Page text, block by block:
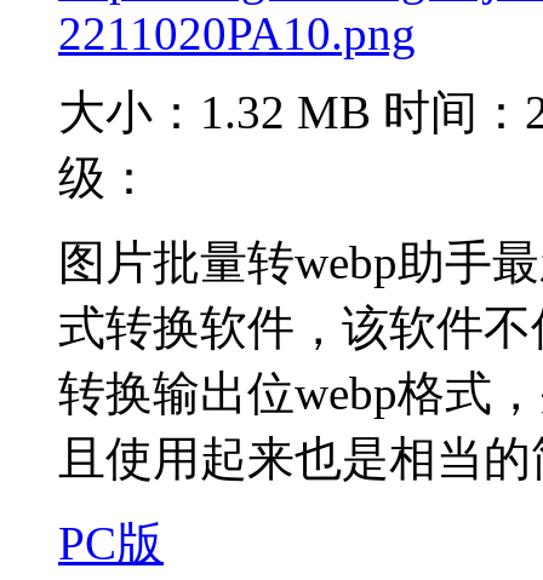
大小：1.32 MB 时间：
级：
图片批量转webp助手
式转换软件，该软件
转换输出位webp格式
且使用起来也是相当
PC版